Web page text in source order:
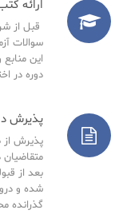
ارائه
قبل از
سوالات
این
دوره در
پذیرش
پذیرش از
متقاضیان
بعد از
شده و
گذرانده